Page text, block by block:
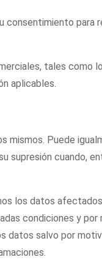
consentimiento para
tales como
aplicables.
mismos. Puede
supresión cuando,
los datos
condiciones y
datos salvo por